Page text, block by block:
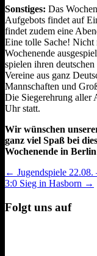
Sonstiges: Das
Aufgebots findet auf
findet zudem eine
Eine tolle Sache!
Wochenende
spielen ihren
Vereine aus ganz
Mannschaften und
Die Siegerehrung aller
Uhr statt.
Wir wünschen
ganz viel Spaß bei
Wochenende in
Post
navigation
← Jugendspiele 22.08.
3:0 Sieg in Hasborn →
Folgt uns auf